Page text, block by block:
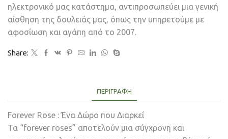
ηλεκτρονικό μας κατάστημα, αντιπροσωπεύει μια γενική
αίσθηση της δουλειάς μας, όπως την υπηρετούμε με
αφοσίωση και αγάπη από το 2007.
Share:
ΠΕΡΙΓΡΑΦΉ
Forever Rose : Ένα Δώρο που Διαρκεί
Τα “forever roses” αποτελούν μια σύγχρονη και